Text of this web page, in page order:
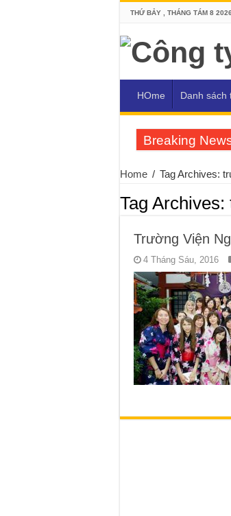
THỨ BẢY , THÁNG TÁM 8 2026
HOme Danh sách
Breaking
Home / Tag Archives:
Tag Archives:
Trường Viện
4 Tháng Sáu, 2016